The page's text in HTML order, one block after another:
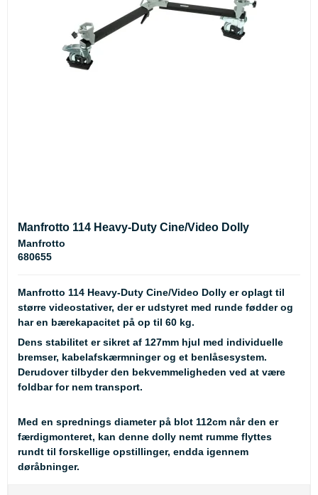
Manfrotto 114 Heavy-Duty Cine/Video Dolly
Manfrotto
680655
Manfrotto 114 Heavy-Duty Cine/Video Dolly er oplagt til
større videostativer, der er udstyret med runde fødder og
har en bærekapacitet på op til 60 kg.
Dens stabilitet er sikret af 127mm hjul med individuelle
bremser, kabelafskærmninger og et benlåsesystem.
Derudover tilbyder den bekvemmeligheden ved at være
foldbar for nem transport.
Med en sprednings diameter på blot 112cm når den er
færdigmonteret, kan denne dolly nemt rumme flyttes
rundt til forskellige opstillinger, endda igennem
døråbninger.